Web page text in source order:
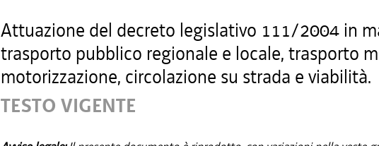
Attuazione del decreto legislativo 111/2004 in
trasporto pubblico regionale e locale, trasporto
motorizzazione, circolazione su strada e viabilità.
TESTO VIGENTE